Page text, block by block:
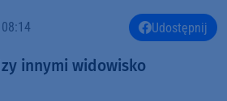
Udostępnij
innymi widowisko